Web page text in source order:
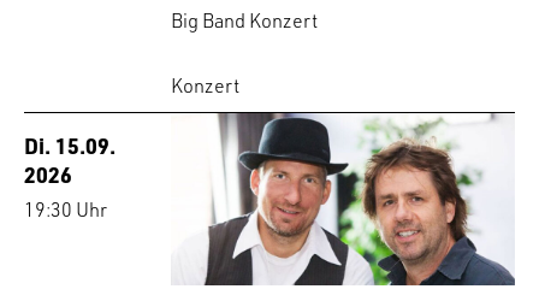
Big Band Konzert
Konzert
Di. 15.09.
2026
19:30 Uhr